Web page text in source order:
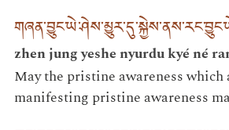
zhen jung yeshe nyurdu kyé né
May the pristine awareness
manifesting pristine awareness